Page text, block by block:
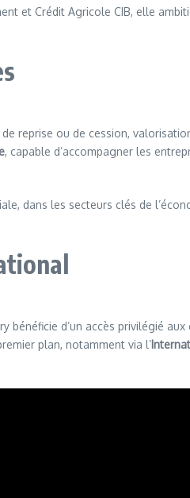
et Crédit Agricole CIB, elle
reprise ou de cession,
, capable d’accompagner les
dans les secteurs clés de
d’un accès privilégié
plan, notamment via l’